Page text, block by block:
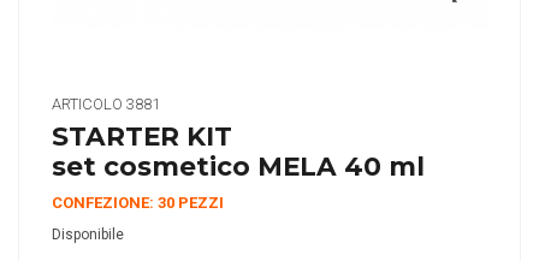
ARTICOLO 3881
STARTER KIT
set cosmetico MELA 40 ml
CONFEZIONE: 30 PEZZI
Disponibile